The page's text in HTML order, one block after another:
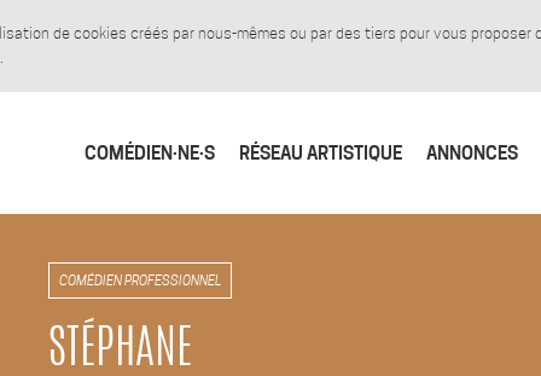
de cookies créés par nous-mêmes ou par des tiers pour vous proposer
.
COMÉDIEN·NE·S RÉSEAU ARTISTIQUE ANNONCES
COMÉDIEN PROFESSIONNEL
STÉPHANE